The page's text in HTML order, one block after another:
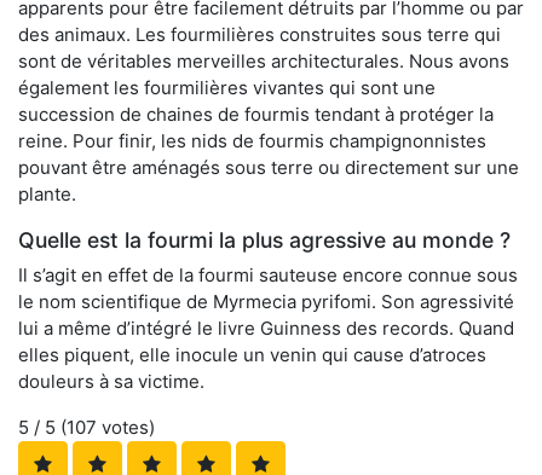
apparents pour être facilement détruits par l’homme ou par
des animaux. Les fourmilières construites sous terre qui
sont de véritables merveilles architecturales. Nous avons
également les fourmilières vivantes qui sont une
succession de chaines de fourmis tendant à protéger la
reine. Pour finir, les nids de fourmis champignonnistes
pouvant être aménagés sous terre ou directement sur une
plante.
Quelle est la fourmi la plus agressive au monde ?
Il s’agit en effet de la fourmi sauteuse encore connue sous
le nom scientifique de Myrmecia pyrifomi. Son agressivité
lui a même d’intégré le livre Guinness des records. Quand
elles piquent, elle inocule un venin qui cause d’atroces
douleurs à sa victime.
5 / 5 (107 votes)